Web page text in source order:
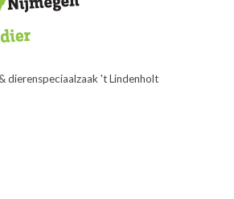
dierenspeciaalzaak 't Lindenholt